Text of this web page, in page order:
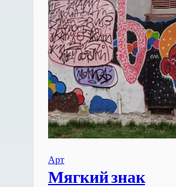
Арт
Мягкий знак